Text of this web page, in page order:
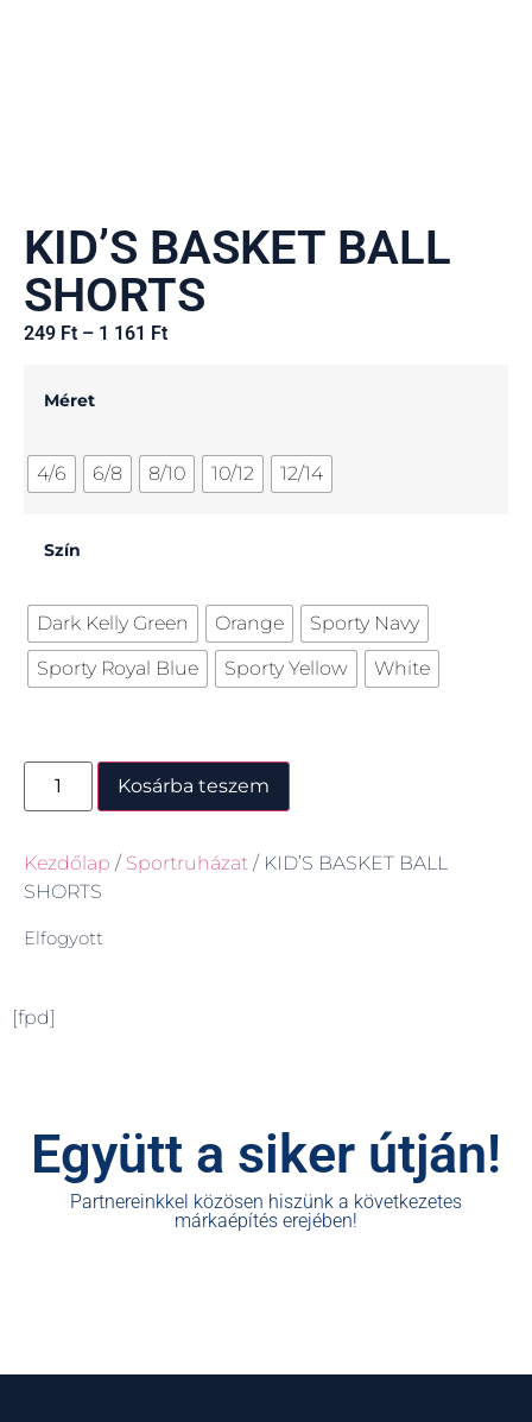
KID’S BASKET BALL
SHORTS
249 Ft – 1 161 Ft
Méret
4/6 6/8 8/10 10/12 12/14
Szín
Dark Kelly Green Orange
Sporty Navy
Sporty Royal Blue
Sporty Yellow White
Kosárba teszem
Kezdőlap / Sportruházat / KID’S BASKET BALL
SHORTS
Elfogyott
[fpd]
Együtt a siker útján!
Partnereinkkel közösen hiszünk a következetes
márkaépítés erejében!